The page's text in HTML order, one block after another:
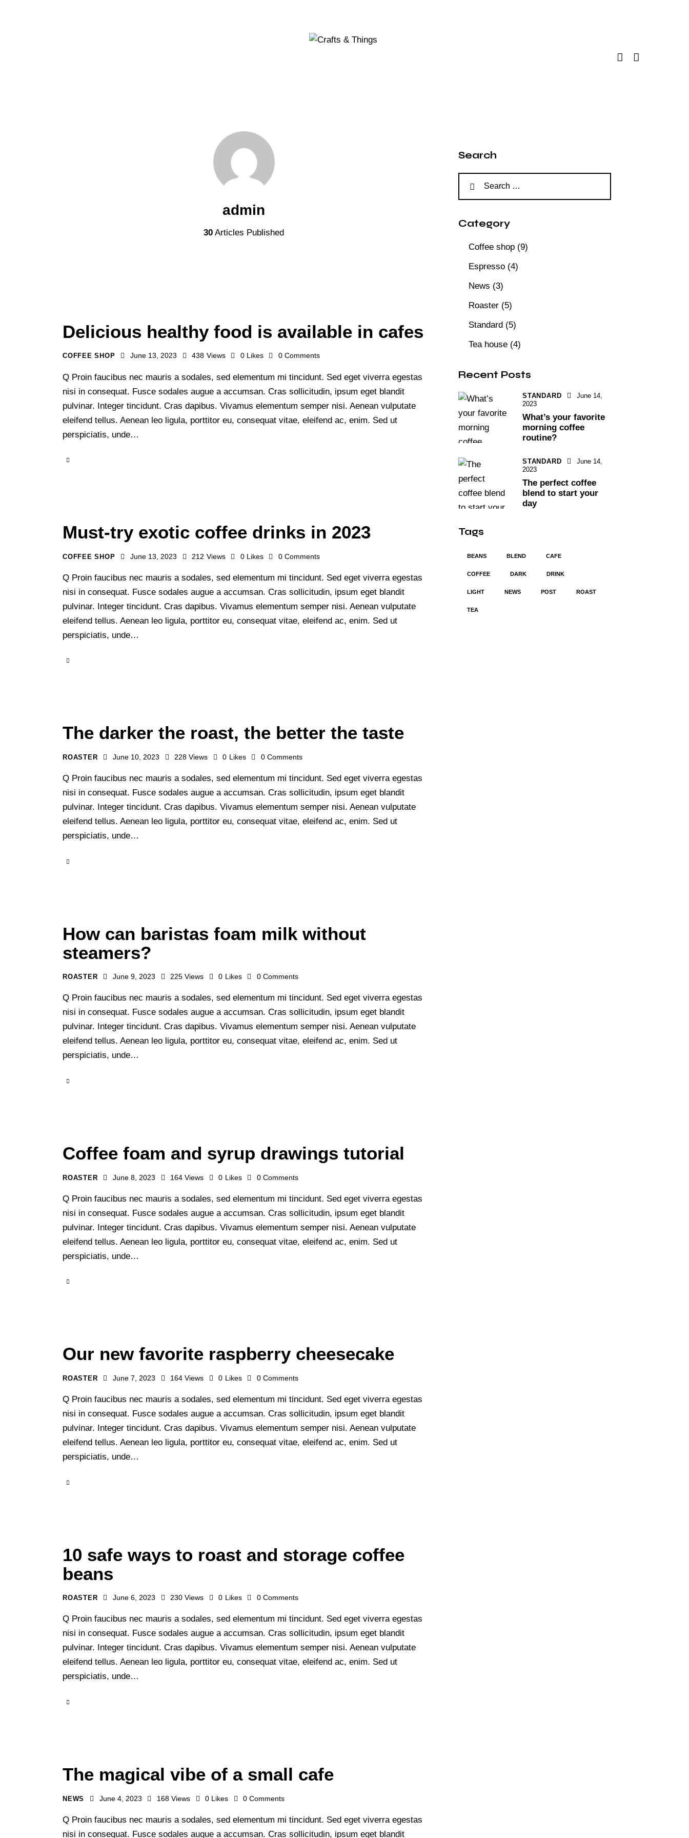
admin
30 Articles Published
Delicious healthy food is available in cafes
COFFEE SHOP June 13, 2023 438 Views 0 Likes 0 Comments
Q Proin faucibus nec mauris a sodales, sed elementum mi tincidunt. Sed eget viverra egestas
nisi in consequat. Fusce sodales augue a accumsan. Cras sollicitudin, ipsum eget blandit
pulvinar. Integer tincidunt. Cras dapibus. Vivamus elementum semper nisi. Aenean vulputate
eleifend tellus. Aenean leo ligula, porttitor eu, consequat vitae, eleifend ac, enim. Sed ut
perspiciatis, unde…
Must-try exotic coffee drinks in 2023
COFFEE SHOP June 13, 2023 212 Views 0 Likes 0 Comments
Q Proin faucibus nec mauris a sodales, sed elementum mi tincidunt. Sed eget viverra egestas
nisi in consequat. Fusce sodales augue a accumsan. Cras sollicitudin, ipsum eget blandit
pulvinar. Integer tincidunt. Cras dapibus. Vivamus elementum semper nisi. Aenean vulputate
eleifend tellus. Aenean leo ligula, porttitor eu, consequat vitae, eleifend ac, enim. Sed ut
perspiciatis, unde…
The darker the roast, the better the taste
ROASTER June 10, 2023 228 Views 0 Likes 0 Comments
Q Proin faucibus nec mauris a sodales, sed elementum mi tincidunt. Sed eget viverra egestas
nisi in consequat. Fusce sodales augue a accumsan. Cras sollicitudin, ipsum eget blandit
pulvinar. Integer tincidunt. Cras dapibus. Vivamus elementum semper nisi. Aenean vulputate
eleifend tellus. Aenean leo ligula, porttitor eu, consequat vitae, eleifend ac, enim. Sed ut
perspiciatis, unde…
How can baristas foam milk without
steamers?
ROASTER June 9, 2023 225 Views 0 Likes 0 Comments
Q Proin faucibus nec mauris a sodales, sed elementum mi tincidunt. Sed eget viverra egestas
nisi in consequat. Fusce sodales augue a accumsan. Cras sollicitudin, ipsum eget blandit
pulvinar. Integer tincidunt. Cras dapibus. Vivamus elementum semper nisi. Aenean vulputate
eleifend tellus. Aenean leo ligula, porttitor eu, consequat vitae, eleifend ac, enim. Sed ut
perspiciatis, unde…
Coffee foam and syrup drawings tutorial
ROASTER June 8, 2023 164 Views 0 Likes 0 Comments
Q Proin faucibus nec mauris a sodales, sed elementum mi tincidunt. Sed eget viverra egestas
nisi in consequat. Fusce sodales augue a accumsan. Cras sollicitudin, ipsum eget blandit
pulvinar. Integer tincidunt. Cras dapibus. Vivamus elementum semper nisi. Aenean vulputate
eleifend tellus. Aenean leo ligula, porttitor eu, consequat vitae, eleifend ac, enim. Sed ut
perspiciatis, unde…
Our new favorite raspberry cheesecake
ROASTER June 7, 2023 164 Views 0 Likes 0 Comments
Q Proin faucibus nec mauris a sodales, sed elementum mi tincidunt. Sed eget viverra egestas
nisi in consequat. Fusce sodales augue a accumsan. Cras sollicitudin, ipsum eget blandit
pulvinar. Integer tincidunt. Cras dapibus. Vivamus elementum semper nisi. Aenean vulputate
eleifend tellus. Aenean leo ligula, porttitor eu, consequat vitae, eleifend ac, enim. Sed ut
perspiciatis, unde…
10 safe ways to roast and storage coffee
beans
ROASTER June 6, 2023 230 Views 0 Likes 0 Comments
Q Proin faucibus nec mauris a sodales, sed elementum mi tincidunt. Sed eget viverra egestas
nisi in consequat. Fusce sodales augue a accumsan. Cras sollicitudin, ipsum eget blandit
pulvinar. Integer tincidunt. Cras dapibus. Vivamus elementum semper nisi. Aenean vulputate
eleifend tellus. Aenean leo ligula, porttitor eu, consequat vitae, eleifend ac, enim. Sed ut
perspiciatis, unde…
The magical vibe of a small cafe
NEWS June 4, 2023 168 Views 0 Likes 0 Comments
Q Proin faucibus nec mauris a sodales, sed elementum mi tincidunt. Sed eget viverra egestas
nisi in consequat. Fusce sodales augue a accumsan. Cras sollicitudin, ipsum eget blandit
Search
Category
Coffee shop (9)
Espresso (4)
News (3)
Roaster (5)
Standard (5)
Tea house (4)
Recent Posts
STANDARD
June 14,
2023
What’s your favorite
morning coffee
routine?
STANDARD
June 14,
2023
The perfect coffee
blend to start your
day
Tags
BEANS BLEND CAFE
COFFEE DARK DRINK
LIGHT NEWS POST ROAST
TEA